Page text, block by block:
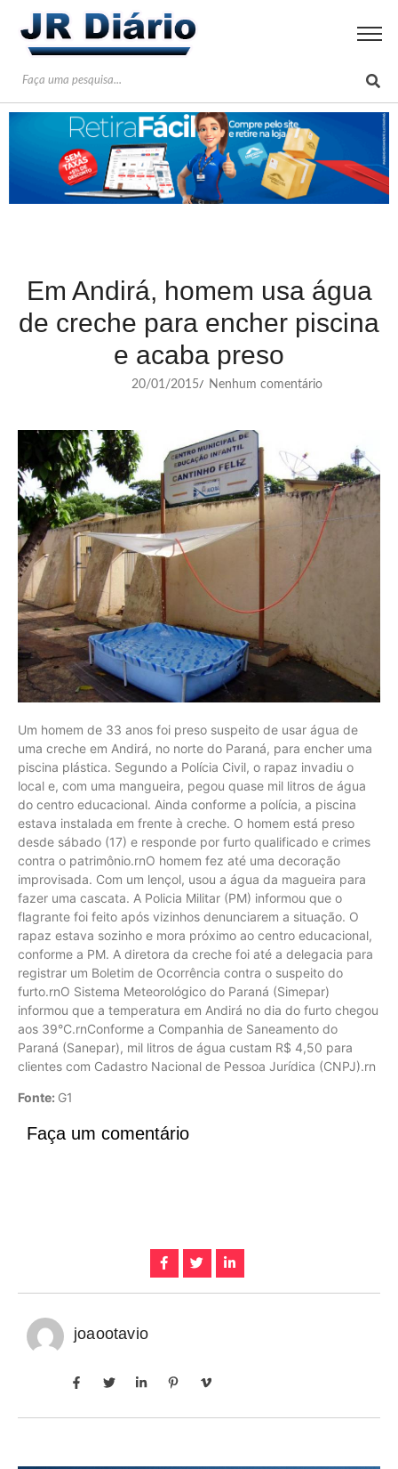
Em Andirá, homem usa água
de creche para encher piscina
e acaba preso
20/01/2015/ Nenhum comentário
Um homem de 33 anos foi preso suspeito de usar água de
uma creche em Andirá, no norte do Paraná, para encher uma
piscina plástica. Segundo a Polícia Civil, o rapaz invadiu o
local e, com uma mangueira, pegou quase mil litros de água
do centro educacional. Ainda conforme a polícia, a piscina
estava instalada em frente à creche. O homem está preso
desde sábado (17) e responde por furto qualificado e crimes
contra o patrimônio.rnO homem fez até uma decoração
improvisada. Com um lençol, usou a água da magueira para
fazer uma cascata. A Policia Militar (PM) informou que o
flagrante foi feito após vizinhos denunciarem a situação. O
rapaz estava sozinho e mora próximo ao centro educacional,
conforme a PM. A diretora da creche foi até a delegacia para
registrar um Boletim de Ocorrência contra o suspeito do
furto.rnO Sistema Meteorológico do Paraná (Simepar)
informou que a temperatura em Andirá no dia do furto chegou
aos 39°C.rnConforme a Companhia de Saneamento do
Paraná (Sanepar), mil litros de água custam R$ 4,50 para
clientes com Cadastro Nacional de Pessoa Jurídica (CNPJ).rn
Fonte: G1
Faça um comentário
joaootavio